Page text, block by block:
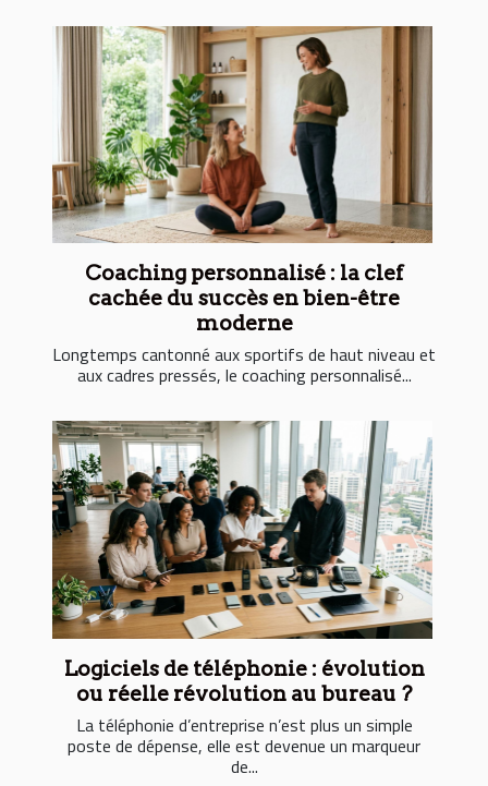
Coaching personnalisé : la clef
cachée du succès en bien-être
moderne
Longtemps cantonné aux sportifs de haut niveau et
aux cadres pressés, le coaching personnalisé...
Logiciels de téléphonie : évolution
ou réelle révolution au bureau ?
La téléphonie d’entreprise n’est plus un simple
poste de dépense, elle est devenue un marqueur
de...